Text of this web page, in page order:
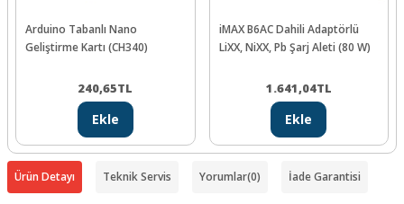
Arduino Tabanlı Nano
Geliştirme Kartı (CH340)
240,65TL
Ekle
iMAX B6AC Dahili Adaptörlü
LiXX, NiXX, Pb Şarj Aleti (80 W)
1.641,04TL
Ekle
Ürün Detayı Teknik Servis Yorumlar(0) İade Garantisi